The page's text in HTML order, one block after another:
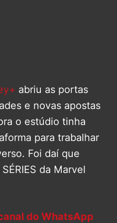
abriu as portas
e novas apostas
o estúdio tinha
para trabalhar
Foi daí que
da Marvel
do WhatsApp